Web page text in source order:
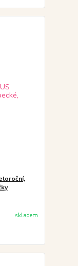
skladem